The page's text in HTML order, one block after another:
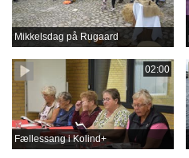
Mikkelsdag på Rugaard
02:00
Fællessang i Kolind+